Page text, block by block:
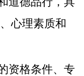
心理素质和
资格条件、专